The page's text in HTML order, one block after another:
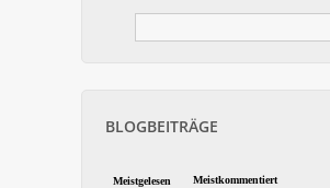
Suchformular
BLOGBEITRÄGE
Meistgelesen Meistkommentiert